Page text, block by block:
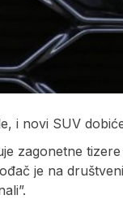
i novi SUV
zagonetne
je na